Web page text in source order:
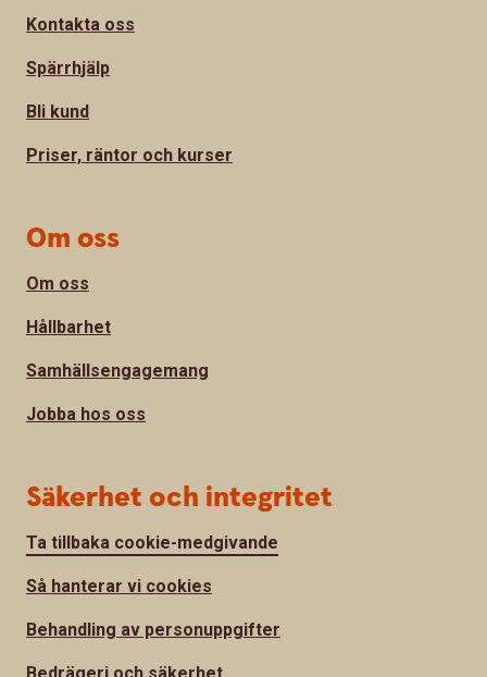
Kontakta oss
Spärrhjälp
Bli kund
Priser, räntor och kurser
Om oss
Om oss
Hållbarhet
Samhällsengagemang
Jobba hos oss
Säkerhet och integritet
Ta tillbaka cookie-medgivande
Så hanterar vi cookies
Behandling av personuppgifter
Bedrägeri och säkerhet